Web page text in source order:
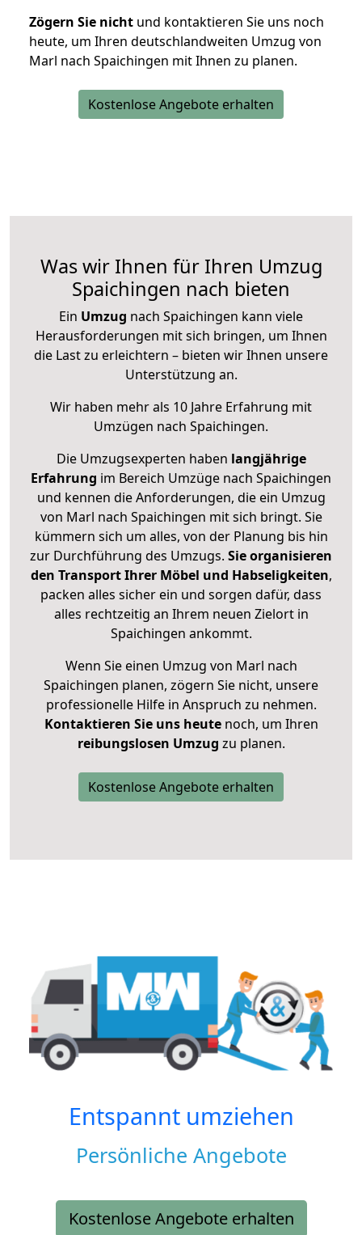
Zögern Sie nicht und kontaktieren Sie uns noch
heute, um Ihren deutschlandweiten Umzug von
Marl nach Spaichingen mit Ihnen zu planen.
Kostenlose Angebote erhalten
Was wir Ihnen für Ihren Umzug
Spaichingen nach bieten
Ein Umzug nach Spaichingen kann viele
Herausforderungen mit sich bringen, um Ihnen
die Last zu erleichtern – bieten wir Ihnen unsere
Unterstützung an.
Wir haben mehr als 10 Jahre Erfahrung mit
Umzügen nach Spaichingen.
Die Umzugsexperten haben langjährige
Erfahrung im Bereich Umzüge nach Spaichingen
und kennen die Anforderungen, die ein Umzug
von Marl nach Spaichingen mit sich bringt. Sie
kümmern sich um alles, von der Planung bis hin
zur Durchführung des Umzugs. Sie organisieren
den Transport Ihrer Möbel und Habseligkeiten,
packen alles sicher ein und sorgen dafür, dass
alles rechtzeitig an Ihrem neuen Zielort in
Spaichingen ankommt.
Wenn Sie einen Umzug von Marl nach
Spaichingen planen, zögern Sie nicht, unsere
professionelle Hilfe in Anspruch zu nehmen.
Kontaktieren Sie uns heutenoch, um Ihren
reibungslosen Umzug zu planen.
Kostenlose Angebote erhalten
Entspannt umziehen
Persönliche Angebote
Kostenlose Angebote erhalten